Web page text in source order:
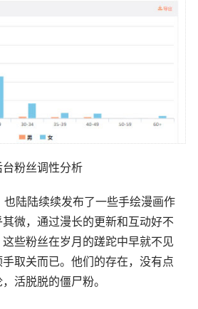
台粉丝调性分析
陆陆续续发布了一些手绘漫画作
微，通过漫长的更新和互动好不
些粉丝在岁月的蹉跎中早就不见
取关而已。他们的存在，没有点
活脱脱的僵尸粉。